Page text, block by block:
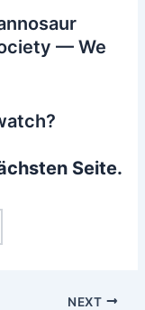
— We
Seite.
NEXT